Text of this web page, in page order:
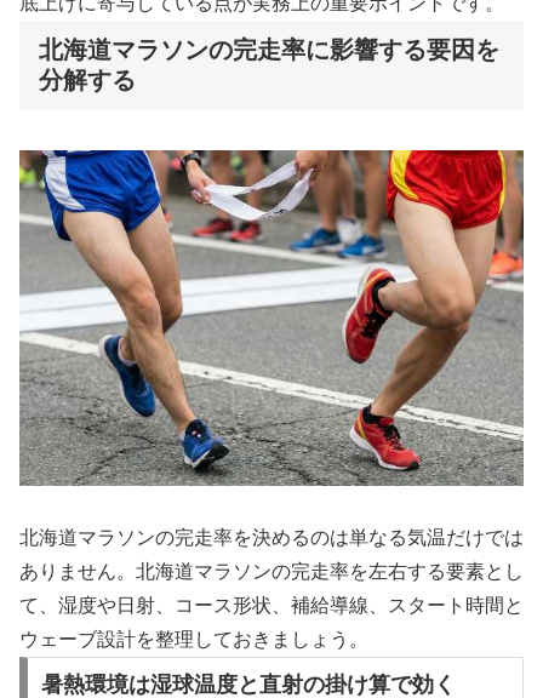
北海道マラソンの完走率に影響する要因を
分解する
北海道マラソンの完走率を決めるのは単なる気温だけでは
ありません。北海道マラソンの完走率を左右する要素とし
て、湿度や日射、コース形状、補給導線、スタート時間と
ウェーブ設計を整理しておきましょう。
暑熱環境は湿球温度と直射の掛け算で効く